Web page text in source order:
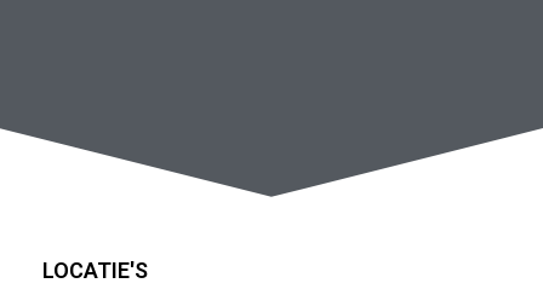
LOCATIE'S